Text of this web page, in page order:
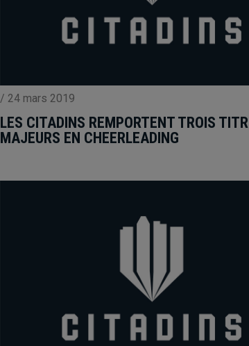
/ 24 mars 2019
LES CITADINS REMPORTENT TROIS
MAJEURS EN CHEERLEADING